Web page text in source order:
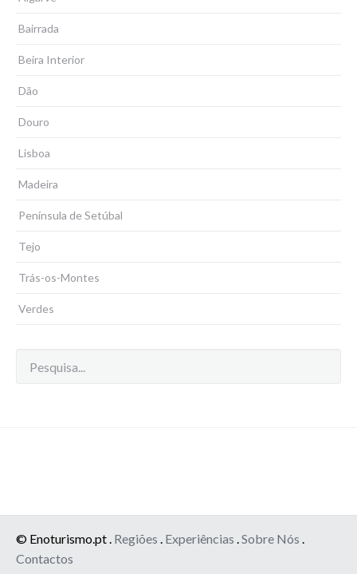
Bairrada
Beira Interior
Dão
Douro
Lisboa
Madeira
Península de Setúbal
Tejo
Trás-os-Montes
Verdes
© Enoturismo.pt . Regiões . Experiências .Sobre Nós .
Contactos